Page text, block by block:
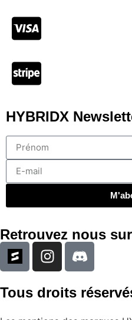
HYBRIDX
Retrouvez nous sur
Tous droits